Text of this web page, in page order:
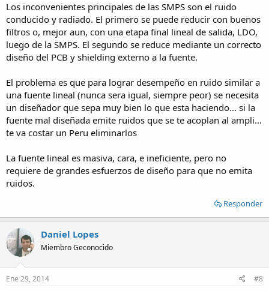
Los inconvenientes principales de las SMPS son el ruido
conducido y radiado. El primero se puede reducir con buenos
filtros o, mejor aun, con una etapa final lineal de salida, LDO,
luego de la SMPS. El segundo se reduce mediante un correcto
diseño del PCB y shielding externo a la fuente.
El problema es que para lograr desempeño en ruido similar a
una fuente lineal (nunca sera igual, siempre peor) se necesita
un diseñador que sepa muy bien lo que esta haciendo... si la
fuente mal diseñada emite ruidos que se te acoplan al ampli...
te va costar un Peru eliminarlos
La fuente lineal es masiva, cara, e ineficiente, pero no
requiere de grandes esfuerzos de diseño para que no emita
ruidos.
Responder
Daniel Lopes
Miembro Geconocido
Ene 29, 2014 #8